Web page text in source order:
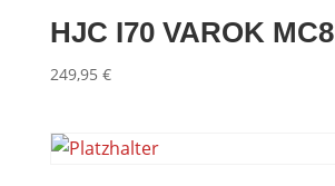
HJC I70 VAROK MC8
249,95 €